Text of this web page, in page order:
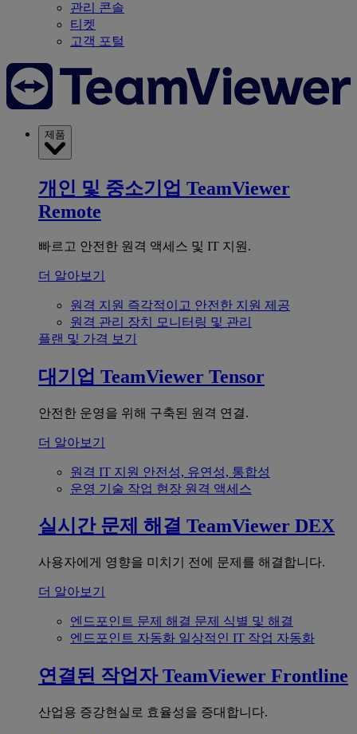
관리 콘솔
티켓
고객 포털
제품
개인 및 중소기업 TeamViewer
Remote
빠르고 안전한 원격 액세스 및 IT 지원.
더 알아보기
원격 지원 즉각적이고 안전한 지원 제공
원격 관리 장치 모니터링 및 관리
플랜 및 가격 보기
대기업 TeamViewer Tensor
안전한 운영을 위해 구축된 원격 연결.
더 알아보기
원격 IT 지원 안전성, 유연성, 통합성
운영 기술 작업 현장 원격 액세스
실시간 문제 해결 TeamViewer DEX
사용자에게 영향을 미치기 전에 문제를 해결합니다.
더 알아보기
엔드포인트 문제 해결 문제 식별 및 해결
엔드포인트 자동화 일상적인 IT 작업 자동화
연결된 작업자 TeamViewer Frontline
산업용 증강현실로 효율성을 증대합니다.